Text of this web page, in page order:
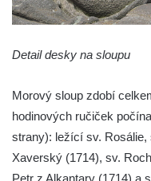
Sloup se sochou
Místě
Pilíř s Ukřižovaným a
Sloup s kaplicemi v
Sloup Nejsvětější
Sloup Panny Marie v
Detail desky na sloupu
Morový sloup zdobí
hodinových ručiček
strany): ležící sv. Rosálie,
Xaverský (1714), sv.
Petr z Alkantary (1714) a